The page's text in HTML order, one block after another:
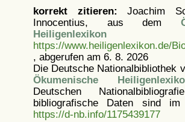
korrekt zitieren: Joachim
Innocentius, aus dem
Heiligenlexikon
https://www.heiligenlexikon.de/
, abgerufen am 6. 8. 2026
Die Deutsche Nationalbibliothek
Ökumenische
Deutschen
bibliografische Daten sind
https://d-nb.info/1175439177